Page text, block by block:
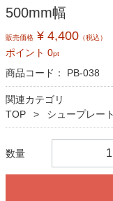
500mm幅
販売価格 ¥ 4,400 （税込）
ポイント 0pt
商品コード： PB-038
関連カテゴリ
TOP
シュープレート
数量